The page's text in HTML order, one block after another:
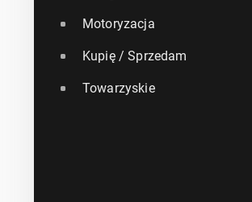
Motoryzacja
Kupię / Sprzedam
Towarzyskie